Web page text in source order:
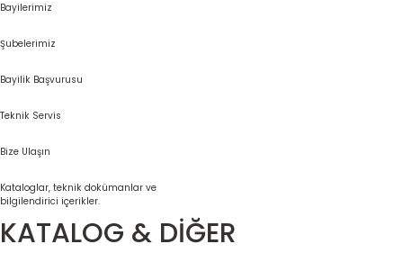
Bayilerimiz
Şubelerimiz
Bayilik Başvurusu
Teknik Servis
Bize Ulaşın
Kataloglar, teknik dokümanlar ve
bilgilendirici içerikler.
KATALOG & DİĞER